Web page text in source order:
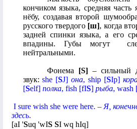
кончиком языка, средняя
нёбу, создавая второй
русского твердого [ш], когда
задней спинки языка, а его
впадины. Губы могут
нейтральными.
Фонема [S]– сильный
звук:she [SJ]она,ship [SIp]
[Self] полка, fish [fIS] рыба, wash
I sure wish she were here. – Я,
здесь.
[aI 'Suq 'wIS SI wq hIq]